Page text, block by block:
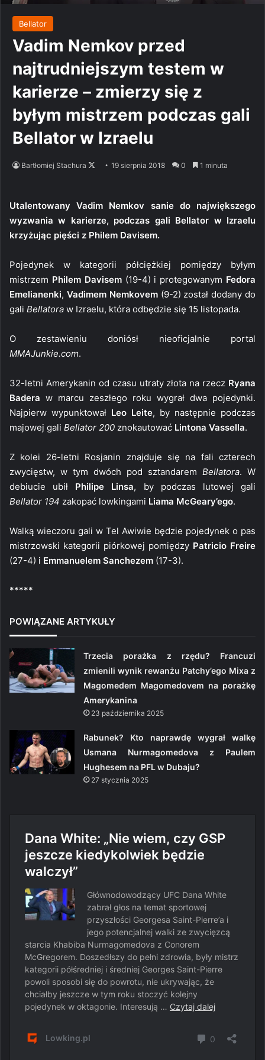
Bellator
Vadim Nemkov przed
najtrudniejszym testem w
karierze – zmierzy się z
byłym mistrzem podczas gali
Bellator w Izraelu
Bartłomiej Stachura
Follow19 sierpnia 2018 0 1 minuta
Utalentowany Vadim Nemkov sanie do największego
wyzwania w karierze, podczas gali Bellator w Izraelu
krzyżując pięści z Philem Davisem.
Pojedynek w kategorii półciężkiej pomiędzy byłym
mistrzem Philem Davisem(19-4) i protegowanym Fedora
Emelianenki, Vadimem Nemkovem(9-2) został dodany do
gali Bellatora w Izraelu, która odbędzie się 15 listopada.
O zestawieniu doniósł nieoficjalnie portal
MMAJunkie.com.
32-letni Amerykanin od czasu utraty złota na rzecz Ryana
Badera w marcu zeszłego roku wygrał dwa pojedynki.
Najpierw wypunktował Leo Leite, by następnie podczas
majowej gali Bellator 200 znokautować Lintona Vassella.
Z kolei 26-letni Rosjanin znajduje się na fali czterech
zwycięstw, w tym dwóch pod sztandarem Bellatora. W
debiucie ubił Philipe Linsa, by podczas lutowej gali
Bellator 194 zakopać lowkingami Liama McGeary’ego.
Walką wieczoru gali w Tel Awiwie będzie pojedynek o pas
mistrzowski kategorii piórkowej pomiędzy Patricio Freire
(27-4) i Emmanuelem Sanchezem (17-3).
*****
POWIĄZANE ARTYKUŁY
Trzecia porażka z rzędu? Francuzi
zmienili wynik rewanżu Patchy’ego Mixa z
Magomedem Magomedovem na porażkę
Amerykanina
23 października 2025
Rabunek? Kto naprawdę wygrał walkę
Usmana Nurmagomedova z Paulem
Hughesem na PFL w Dubaju?
27 stycznia 2025